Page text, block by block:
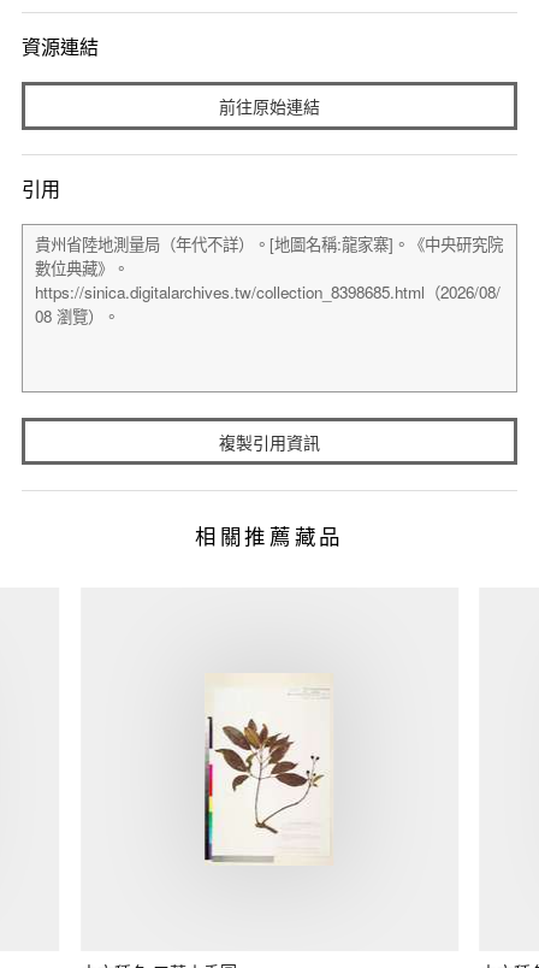
資源連結
前往原始連結
引用
複製引用資訊
相關推薦藏品